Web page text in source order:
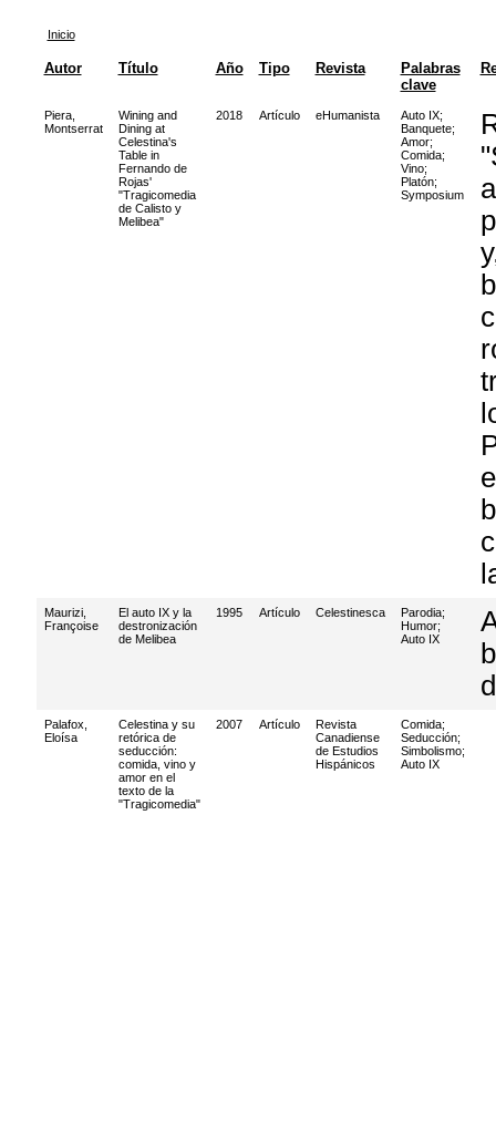
Inicio
Autor Título Año Tipo Revista
Palabras
clave
Piera,
Montserrat
Wining and
Dining at
Celestina's
Table in
Fernando de
Rojas'
"Tragicomedia
de Calisto y
Melibea"
2018 Artículo eHumanista Auto IX;
Banquete;
Amor;
Comida;
Vino;
Platón;
Symposium
Maurizi,
Françoise
El auto IX y la
destronización
de Melibea
1995 Artículo Celestinesca Parodia;
Humor;
Auto IX
Palafox,
Eloísa
Celestina y su
retórica de
seducción:
comida, vino y
amor en el
texto de la
"Tragicomedia"
2007 Artículo
Revista
Canadiense
de Estudios
Hispánicos
Comida;
Seducción;
Simbolismo;
Auto IX